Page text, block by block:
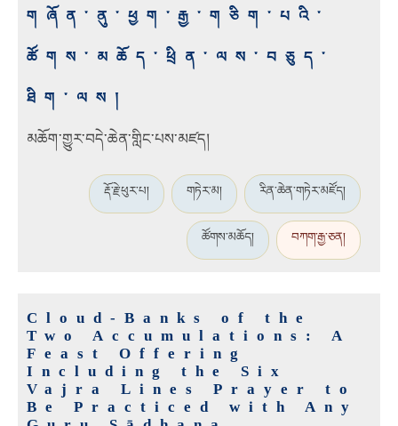
གཞོན་ནུ་ཕྱག་རྒྱ་གཅིག་པའི་
ཚོགས་མཆོད་ཕྲིན་ལས་བཅུད་
ཐིག་ལས།
མཆོག་གྱུར་བདེ་ཆེན་གླིང་པས་མཛད།
རྡོ་རྗེ་ཕུར་པ། གཏེར་མ། རིན་ཆེན་གཏེར་མཛོད།
ཚོགས་མཆོད། བཀག་རྒྱ་ཅན།
Cloud-Banks of the
Two Accumulations: A
Feast Offering
Including the Six
Vajra Lines Prayer to
Be Practiced with Any